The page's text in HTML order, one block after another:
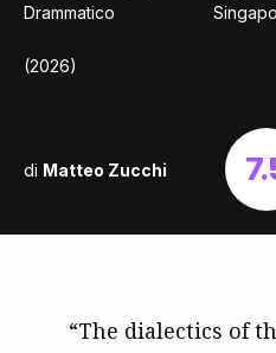
Drammatico
(2026)
di Matteo Zucchi
“The dialectics of